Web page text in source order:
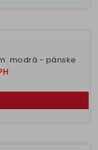
modrá - pánske